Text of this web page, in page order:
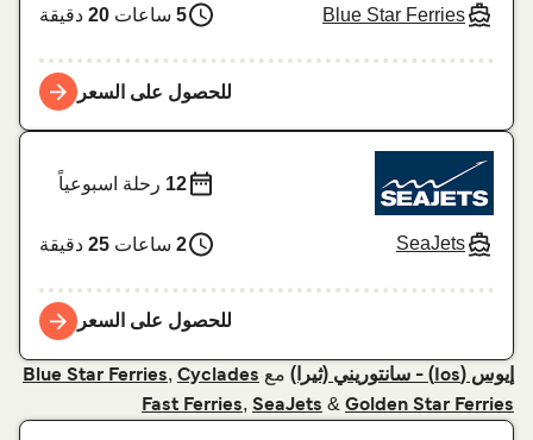
Blue Star Ferries
5 ساعات20دقيقة
للحصول على السعر
SeaJets
12رحلة اسبوعياً
2 ساعات25دقيقة
للحصول على السعر
إيوس (Ios) - سانتوريني (ثيرا) مع Blue Star Ferries,Cyclades
Fast Ferries,SeaJets &Golden Star Ferries